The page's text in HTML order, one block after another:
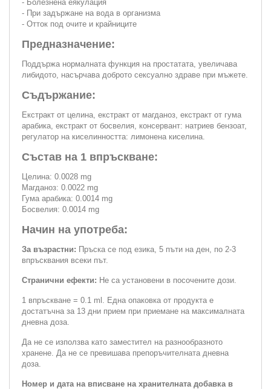
- Болезнена еякулация
- При задържане на вода в организма
- Отток под очите и крайниците
Предназначение:
Поддържа нормалната функция на простатата, увеличава
либидото, насърчава доброто сексуално здраве при мъжете.
Съдържание:
Екстракт от целина, екстракт от магданоз, екстракт от гума
арабика, екстракт от босвелия, консервант: натриев бензоат,
регулатор на киселинността: лимонена киселина.
Състав на 1 впръскване:
Целина: 0.0028 mg
Магданоз: 0.0022 mg
Гума арабика: 0.0014 mg
Босвелия: 0.0014 mg
Начин на употреба:
За възрастни: Пръска се под езика, 5 пъти на ден, по 2-3
впръсквания всеки път.
Странични ефекти: Не са установени в посочените дози.
1 впръскване = 0.1 ml. Една опаковка от продукта е
достатъчна за 13 дни прием при приемане на максималната
дневна доза.
Да не се използва като заместител на разнообразното
хранене. Да не се превишава препоръчителната дневна
доза.
Номер и дата на вписване на хранителната добавка в